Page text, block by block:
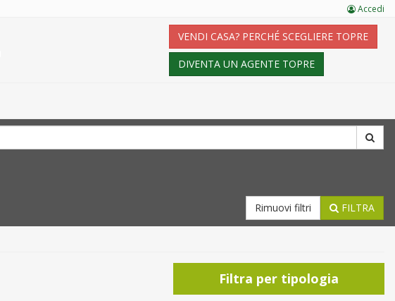
VENDI CASA? PERCHÉ SCEGLIERE TOPRE
DIVENTA UN AGENTE TOPRE
FILTRA
Rimuovi filtri
Filtra per tipologia
Accedi